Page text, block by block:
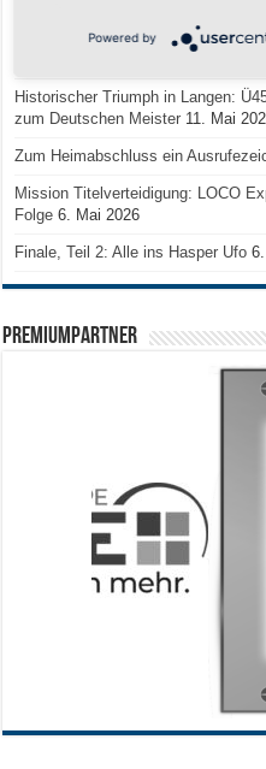
Saison 2026/2027 Trainingszeiten
Historischer Triumph in Langen:
zum Deutschen Meister 11. Mai
Zum Heimabschluss ein
Mission Titelverteidigung: LOCO
Folge 6. Mai 2026
Finale, Teil 2: Alle ins Hasper Ufo
PREMIUMPARTNER
Powered by